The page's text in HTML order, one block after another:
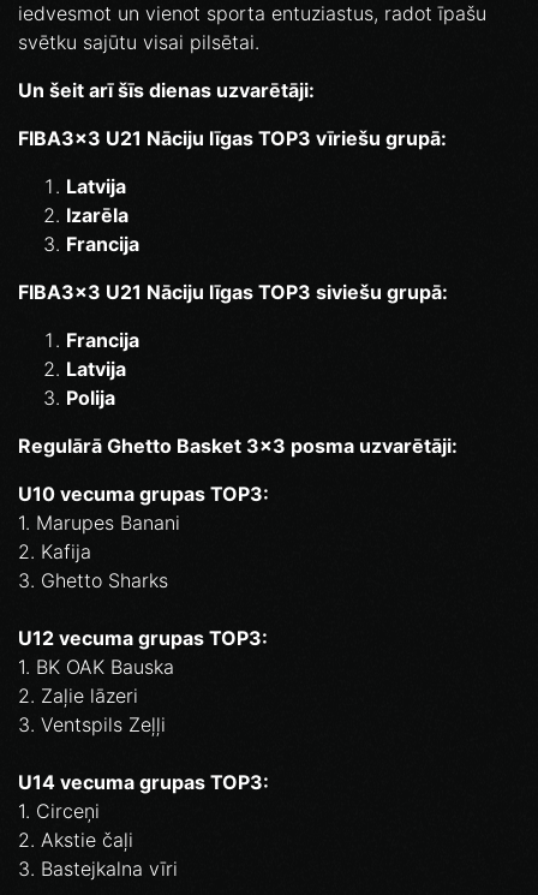
iedvesmot un vienot sporta entuziastus, radot īpašu
svētku sajūtu visai pilsētai.
Un šeit arī šīs dienas uzvarētāji:
FIBA3x3 U21 Nāciju līgas TOP3 vīriešu grupā:
Latvija
Izarēla
Francija
FIBA3x3 U21 Nāciju līgas TOP3 siviešu grupā:
Francija
Latvija
Polija
Regulārā Ghetto Basket 3x3 posma uzvarētāji:
U10 vecuma grupas TOP3:
1. Marupes Banani
2. Kafija
3. Ghetto Sharks
U12 vecuma grupas TOP3:
1. BK OAK Bauska
2. Zaļie lāzeri
3. Ventspils Zeļļi
U14 vecuma grupas TOP3:
1. Circeņi
2. Akstie čaļi
3. Bastejkalna vīri